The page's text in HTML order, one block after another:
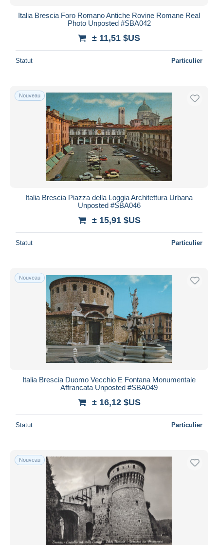
Italia Brescia Foro Romano Antiche Rovine Romane Real
Photo Unposted #SBA042
± 11,51 $US
Statut Particulier
Nouveau
Italia Brescia Piazza della Loggia Architettura Urbana
Unposted #SBA046
± 15,91 $US
Statut Particulier
Nouveau
Italia Brescia Duomo Vecchio E Fontana Monumentale
Affrancata Unposted #SBA049
± 16,12 $US
Statut Particulier
Nouveau